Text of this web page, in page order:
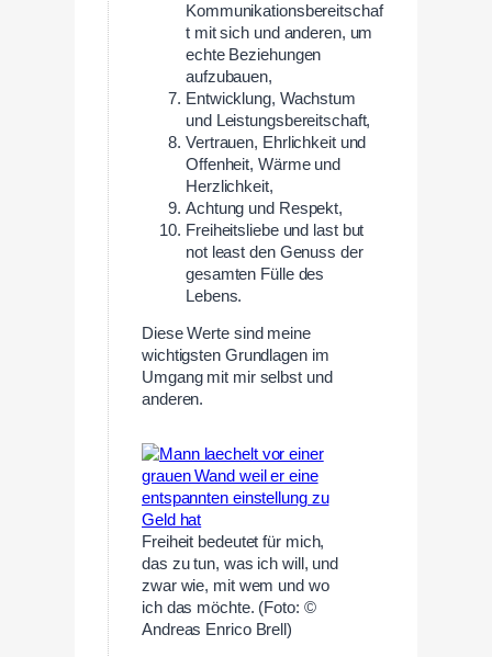
Kommunikationsbereitschaf
t mit sich und anderen, um
echte Beziehungen
aufzubauen,
Entwicklung, Wachstum
und Leistungsbereitschaft,
Vertrauen, Ehrlichkeit und
Offenheit, Wärme und
Herzlichkeit,
Achtung und Respekt,
Freiheitsliebe und last but
not least den Genuss der
gesamten Fülle des
Lebens.
Diese Werte sind meine
wichtigsten Grundlagen im
Umgang mit mir selbst und
anderen.
Freiheit bedeutet für mich,
das zu tun, was ich will, und
zwar wie, mit wem und wo
ich das möchte. (Foto: ©
Andreas Enrico Brell)